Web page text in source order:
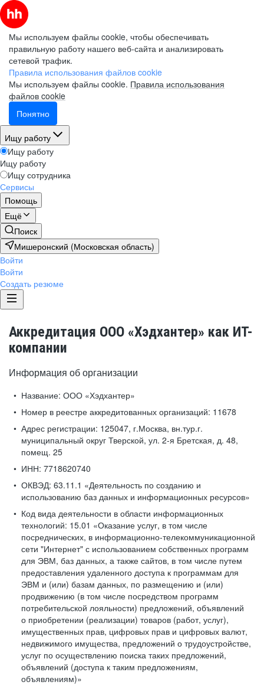
Мы используем файлы cookie, чтобы обеспечивать
правильную работу нашего веб-сайта и анализировать
сетевой трафик.
Правила использования файлов cookie
Мы используем файлы cookie. Правила использования
файлов cookie
Понятно
Ищу работу
Ищу работу
Ищу работу
Ищу сотрудника
Сервисы
Помощь
Ещё
Поиск
Мишеронский (Московская область)
Войти
Войти
Создать резюме
Аккредитация ООО «Хэдхантер» как ИТ-
компании
Информация об организации
Название: ООО «Хэдхантер»
Номер в реестре аккредитованных организаций: 11678
Адрес регистрации: 125047, г.Москва, вн.тур.г.
муниципальный округ Тверской, ул. 2-я Бретская, д. 48,
помещ. 25
ИНН: 7718620740
ОКВЭД: 63.11.1 «Деятельность по созданию и
использованию баз данных и информационных ресурсов»
Код вида деятельности в области информационных
технологий: 15.01 «Оказание услуг, в том числе
посреднических, в информационно-телекоммуникационной
сети "Интернет" с использованием собственных программ
для ЭВМ, баз данных, а также сайтов, в том числе путем
предоставления удаленного доступа к программам для
ЭВМ и (или) базам данных, по размещению и (или)
продвижению (в том числе посредством программ
потребительской лояльности) предложений, объявлений
о приобретении (реализации) товаров (работ, услуг),
имущественных прав, цифровых прав и цифровых валют,
недвижимого имущества, предложений о трудоустройстве,
услуг по осуществлению поиска таких предложений,
объявлений (доступа к таким предложениям,
объявлениям)»